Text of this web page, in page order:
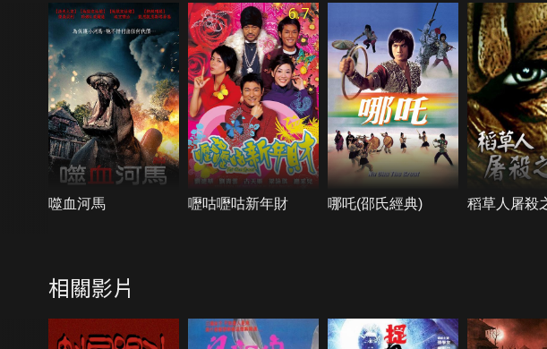
噬血河馬
6.7
嚦咕嚦咕新年財 哪吒(邵氏經典) 稻草人屠殺
相關影片